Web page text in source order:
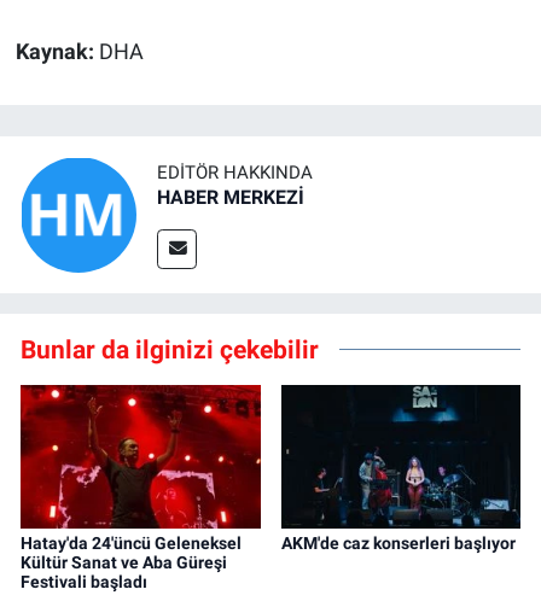
Kaynak: DHA
EDITÖR HAKKINDA
HABER MERKEZİ
Bunlar da ilginizi çekebilir
Hatay'da 24'üncü Geleneksel
Kültür Sanat ve Aba Güreşi
Festivali başladı
AKM'de caz konserleri başlıyor